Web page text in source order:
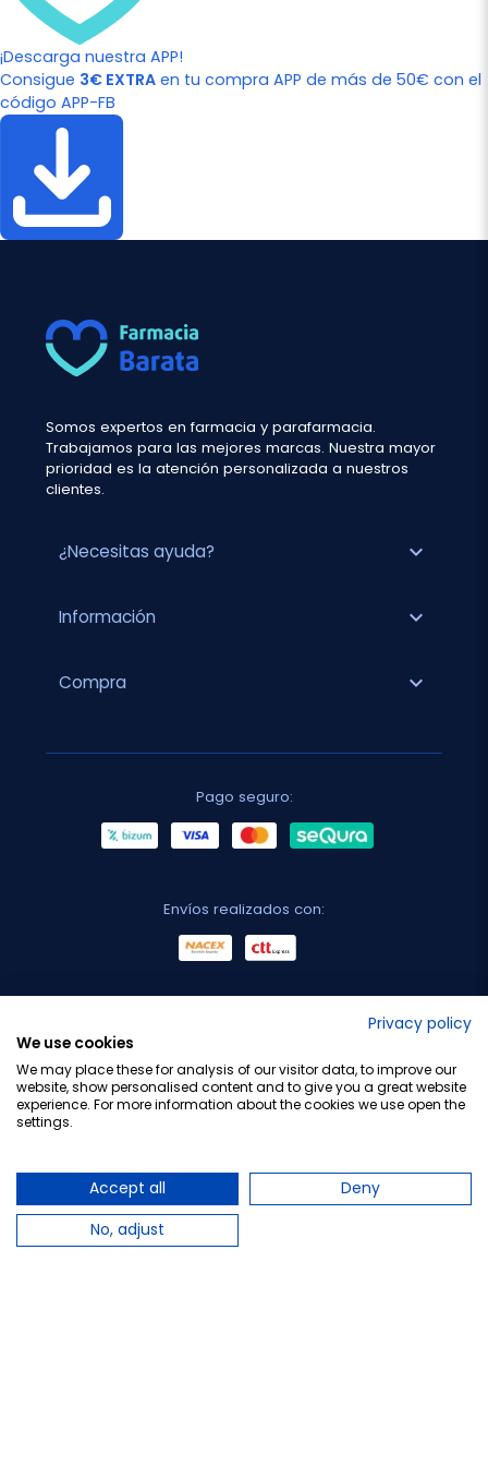
¡Descarga nuestra APP!
Consigue 3€ EXTRA en tu compra APP de más de 50€ con el
código APP-FB
Somos expertos en farmacia y parafarmacia.
Trabajamos para las mejores marcas. Nuestra mayor
prioridad es la atención personalizada a nuestros
clientes.
¿Necesitas ayuda? expand_more
Información expand_more
Compra expand_more
Pago seguro:
Envíos realizados con:
Privacy policy
We use cookies
We may place these for analysis of our visitor data, to improve our
website, show personalised content and to give you a great website
experience. For more information about the cookies we use open the
settings.
Accept all
Deny
No, adjust